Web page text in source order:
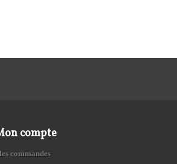
compte
commandes